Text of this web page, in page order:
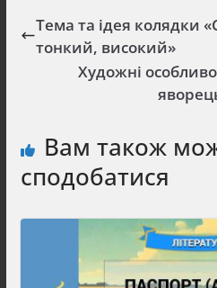
Тема та ідея колядки
тонкий, високий»
Художні
Вам також
сподобатися